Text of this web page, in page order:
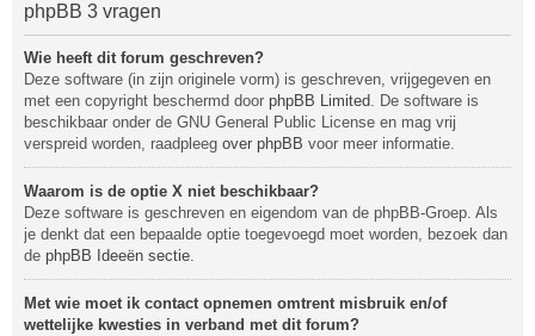
phpBB 3 vragen
Wie heeft dit forum geschreven?
Deze software (in zijn originele vorm) is geschreven, vrijgegeven en
met een copyright beschermd door phpBB Limited. De software is
beschikbaar onder de GNU General Public License en mag vrij
verspreid worden, raadpleeg over phpBB voor meer informatie.
Waarom is de optie X niet beschikbaar?
Deze software is geschreven en eigendom van de phpBB-Groep. Als
je denkt dat een bepaalde optie toegevoegd moet worden, bezoek dan
de phpBB Ideeën sectie.
Met wie moet ik contact opnemen omtrent misbruik en/of
wettelijke kwesties in verband met dit forum?